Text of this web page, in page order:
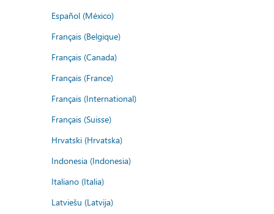
Español (México)
Français (Belgique)
Français (Canada)
Français (France)
Français (International)
Français (Suisse)
Hrvatski (Hrvatska)
Indonesia (Indonesia)
Italiano (Italia)
Latviešu (Latvija)